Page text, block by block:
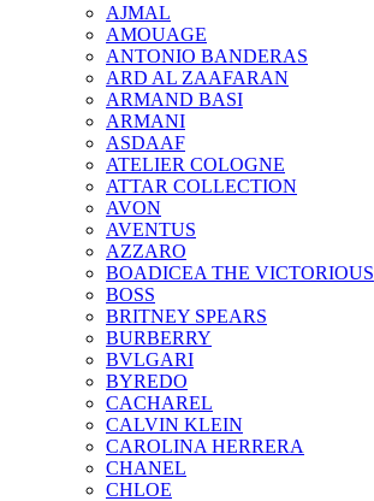
AJMAL
AMOUAGE
ANTONIO BANDERAS
ARD AL ZAAFARAN
ARMAND BASI
ARMANI
ASDAAF
ATELIER COLOGNE
ATTAR COLLECTION
AVON
AVENTUS
AZZARO
BOADICEA THE VICTORIOUS
BOSS
BRITNEY SPEARS
BURBERRY
BVLGARI
BYREDO
CACHAREL
CALVIN KLEIN
CAROLINA HERRERA
CHANEL
CHLOE